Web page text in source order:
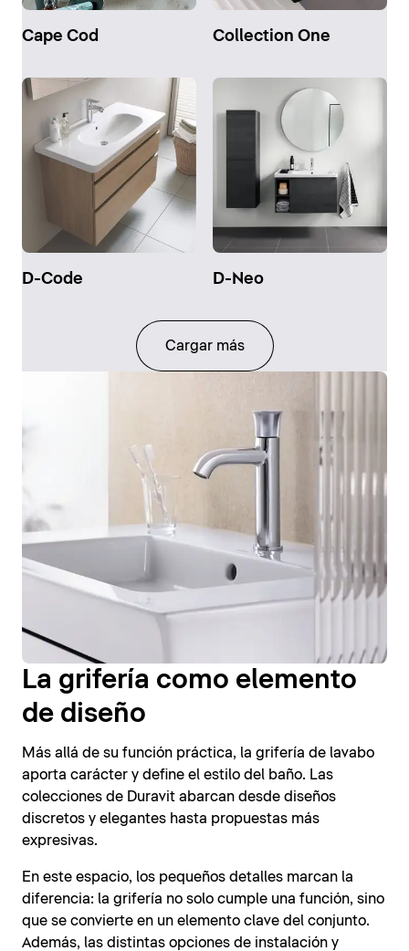
Cape Cod Collection One
D-Code D-Neo
Cargar más
La grifería como elemento
de diseño
Más allá de su función práctica, la grifería de lavabo
aporta carácter y define el estilo del baño. Las
colecciones de Duravit abarcan desde diseños
discretos y elegantes hasta propuestas más
expresivas.
En este espacio, los pequeños detalles marcan la
diferencia: la grifería no solo cumple una función, sino
que se convierte en un elemento clave del conjunto.
Además, las distintas opciones de instalación y